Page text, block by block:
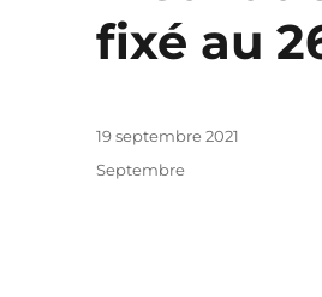
fixé au
Publié
19 septembre 2021
Catégories
Septembre